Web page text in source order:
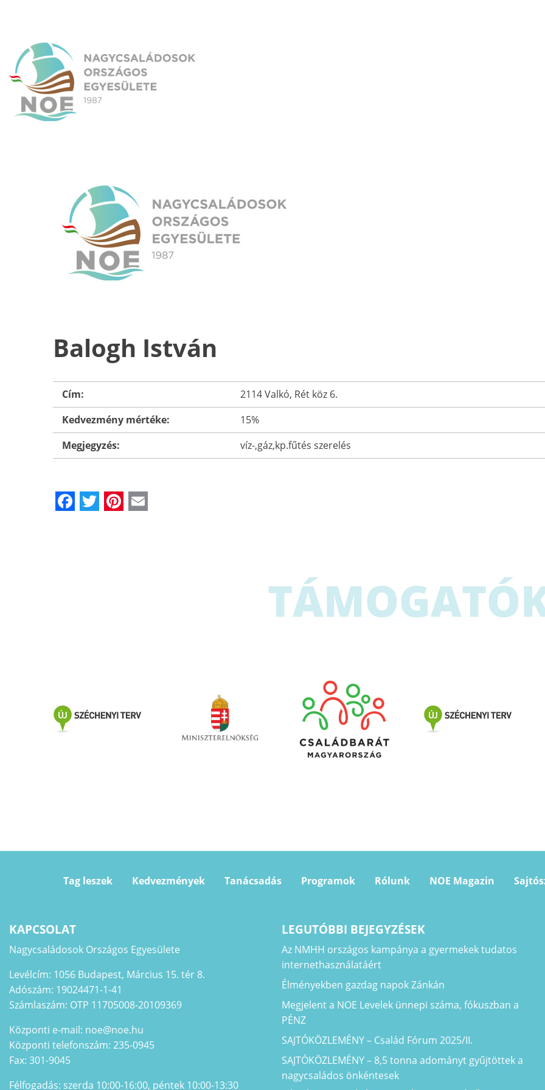
Balogh István
Cím:
2114 Valkó, Rét köz 6.
Kedvezmény mértéke:
15%
Megjegyzés:
víz-,gáz,kp.fűtés szerelés
Facebook
TwitterPinterest
Tag leszek Kedvezmények Tanácsadás Programok Rólunk NOE Magazin
KAPCSOLAT
Nagycsaládosok Országos Egyesülete
Levélcím: 1056 Budapest, Március 15. tér 8.
Adószám: 19024471-1-41
Számlaszám: OTP 11705008-20109369
Központi e-mail: noe@noe.hu
Központi telefonszám: 235-0945
Fax: 301-9045
Félfogadás: szerda 10:00-16:00, péntek 10:00-13:30
LEGUTÓBBI BEJEGYZÉSEK
Az NMHH országos kampánya a gyermekek tudatos
internethasználatáért
Élményekben gazdag napok Zánkán
Megjelent a NOE Levelek ünnepi száma, fókuszban a
PÉNZ
SAJTÓKÖZLEMÉNY – Család Fórum 2025/II.
SAJTÓKÖZLEMÉNY – 8,5 tonna adományt gyűjtöttek a
nagycsaládos önkéntesek